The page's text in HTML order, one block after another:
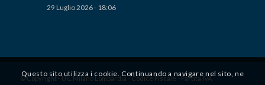
29 Luglio 2026 - 18:06
© Copyright - UIL Milano Lombardia - Codice Fiscale - Partita IVA
Questo sito utilizza i cookie. Continuando a navigare nel sito, ne